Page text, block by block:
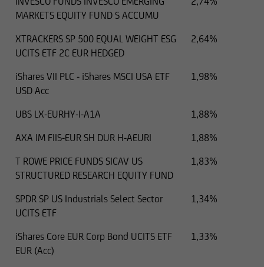
MARKETS EQUITY FUND S ACCUMU
XTRACKERS SP 500 EQUAL WEIGHT ESG
UCITS ETF 2C EUR HEDGED
2,64%
iShares VII PLC - iShares MSCI USA ETF
USD Acc
1,98%
UBS LX-EURHY-I-A1A
1,88%
AXA IM FIIS-EUR SH DUR H-AEURI
1,88%
T ROWE PRICE FUNDS SICAV US
STRUCTURED RESEARCH EQUITY FUND
1,83%
SPDR SP US Industrials Select Sector
UCITS ETF
1,34%
iShares Core EUR Corp Bond UCITS ETF
EUR (Acc)
1,33%
soggetti residenti nel territorio in questione
sono illegali
scopi.
costituiscono un'offerta o una sollecitazione nei
confronti di cittadini britannici in merito
essere considerate come tali. Di conseguenza, gli
ordini di acquisto e vendita dei cittadini
Chiunque acceda a queste pagine Web da una
giurisdizione in cui si applicano le predette
restrizioni deve essere informato in merito